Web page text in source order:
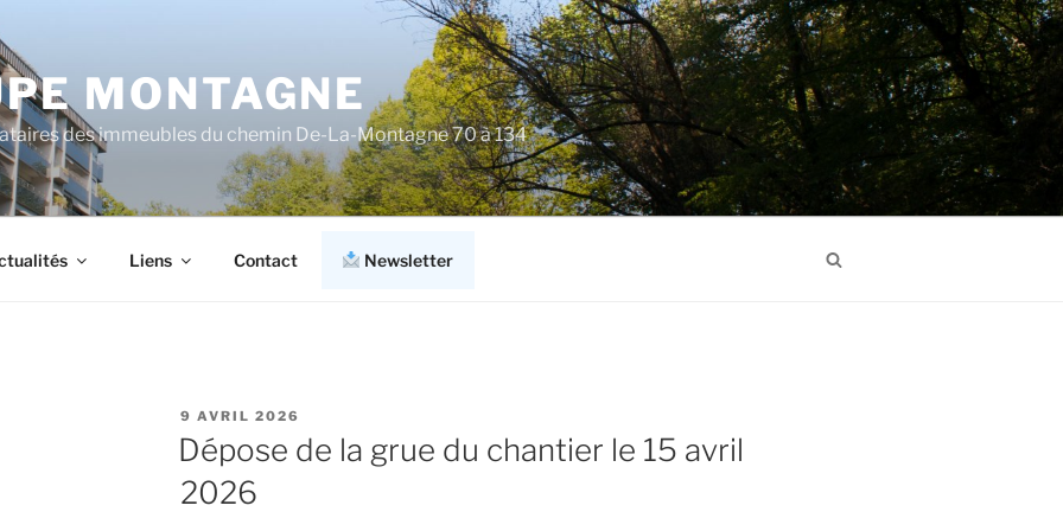
MONTAGNE
des immeubles du chemin De-La-Montagne 70 à 134
Liens Contact Newsletter
PUBLIÉ
LE
9 AVRIL 2026
Dépose de la grue du chantier le 15 avril
2026